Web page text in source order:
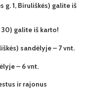
g. 1, Biruliškės) galite iš
galite iš karto!
sandėlyje – 7 vnt.
– 6 vnt.
ir rajonus